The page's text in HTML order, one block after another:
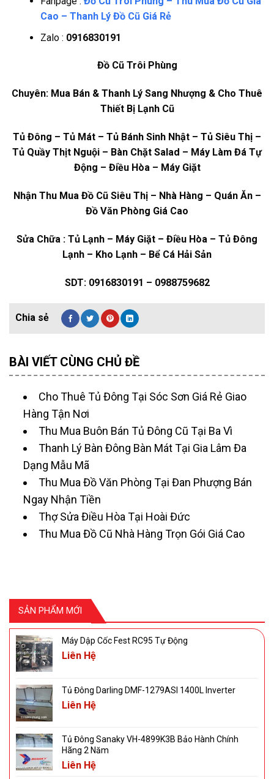
SẢN PHẨM MỚI
Máy Dập Cốc Fest RC95 Tự Động
Liên Hệ
Tủ Đông Darling DMF-1279ASI 1400L Inverter
Liên Hệ
Tủ Đông Sanaky VH-4899K3B Bảo Hành Chính
Hãng 2 Năm
Liên Hệ
Cao – Thanh Lý Đồ Cũ Giá Rẻ
Zalo : 0916830191
Đồ Cũ Trôi Phùng
Chuyên: Mua Bán & Thanh Lý Sang Nhượng & Cho Thuê
Thiết Bị Lạnh Cũ
Tủ Đông – Tủ Mát – Tủ Bánh Sinh Nhật – Tủ Siêu Thị –
Tủ Quầy Thịt Nguội – Bàn Chặt Salad – Máy Làm Đá Tự
Động – Điều Hòa – Máy Giặt
Nhận Thu Mua Đồ Cũ Siêu Thị – Nhà Hàng – Quán Ăn –
Đồ Văn Phòng Giá Cao
Sửa Chữa : Tủ Lạnh – Máy Giặt – Điều Hòa – Tủ Đông
Lạnh – Kho Lạnh – Bể Cá Hải Sản
SDT: 0916830191 – 0988759682
BÀI VIẾT CÙNG CHỦ ĐỀ
Cho Thuê Tủ Đông Tại Sóc Sơn Giá Rẻ Giao
Hàng Tận Nơi
Thu Mua Buôn Bán Tủ Đông Cũ Tại Ba Vì
Thanh Lý Bàn Đông Bàn Mát Tại Gia Lâm Đa
Dạng Mẫu Mã
Thu Mua Đồ Văn Phòng Tại Đan Phượng Bán
Ngay Nhận Tiền
Thợ Sửa Điều Hòa Tại Hoài Đức
Thu Mua Đồ Cũ Nhà Hàng Trọn Gói Giá Cao